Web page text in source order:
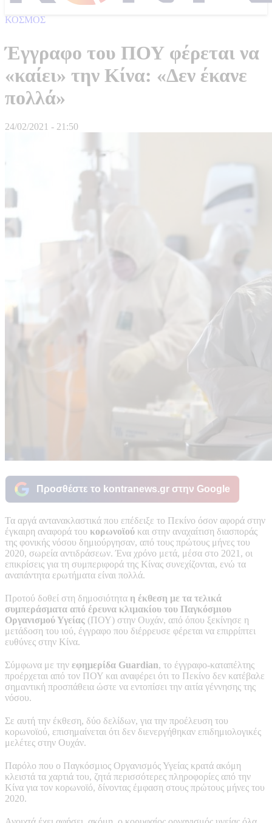
ΚΟΣΜΟΣ
Έγγραφο του ΠΟΥ φέρεται να
«καίει» την Κίνα: «Δεν έκανε
πολλά»
24/02/2021 - 21:50
Προσθέστε το kontranews.gr στην Google
Τα αργά αντανακλαστικά που επέδειξε το Πεκίνο όσον αφορά στην
έγκαιρη αναφορά του κορωνοϊού και στην αναχαίτιση διασποράς
της φονικής νόσου δημιούργησαν, από τους πρώτους μήνες του
2020, σωρεία αντιδράσεων. Ένα χρόνο μετά, μέσα στο 2021, οι
επικρίσεις για τη συμπεριφορά της Κίνας συνεχίζονται, ενώ τα
αναπάντητα ερωτήματα είναι πολλά.
Προτού δοθεί στη δημοσιότητα η έκθεση με τα τελικά
συμπεράσματα από έρευνα κλιμακίου του Παγκόσμιου
Οργανισμού Υγείας (ΠΟΥ) στην Ουχάν, από όπου ξεκίνησε η
μετάδοση του ιού, έγγραφο που διέρρευσε φέρεται να επιρρίπτει
ευθύνες στην Κίνα.
Σύμφωνα με την εφημερίδα Guardian, το έγγραφο-καταπέλτης
προέρχεται από τον ΠΟΥ και αναφέρει ότι το Πεκίνο δεν κατέβαλε
σημαντική προσπάθεια ώστε να εντοπίσει την αιτία γέννησης της
νόσου.
Σε αυτή την έκθεση, δύο δελίδων, για την προέλευση του
κορωνοϊού, επισημαίνεται ότι δεν διενεργήθηκαν επιδημιολογικές
μελέτες στην Ουχάν.
Παρόλο που ο Παγκόσμιος Οργανισμός Υγείας κρατά ακόμη
κλειστά τα χαρτιά του, ζητά περισσότερες πληροφορίες από την
Κίνα για τον κορωνοϊό, δίνοντας έμφαση στους πρώτους μήνες του
2020.